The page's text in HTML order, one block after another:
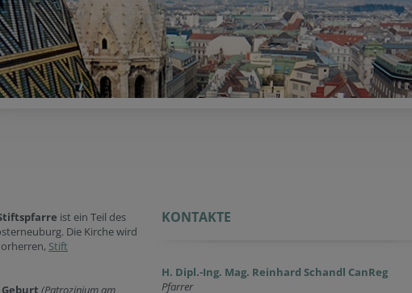
ist ein Teil des
Die Kirche wird
Stift
(Patrozinium am
KONTAKTE
H. Dipl.-Ing. Mag. Reinhard Schandl CanReg
Pfarrer